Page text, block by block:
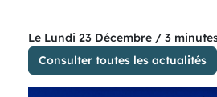
Le Lundi 23 Décembre / temps de
3
Consulter toutes les actualités